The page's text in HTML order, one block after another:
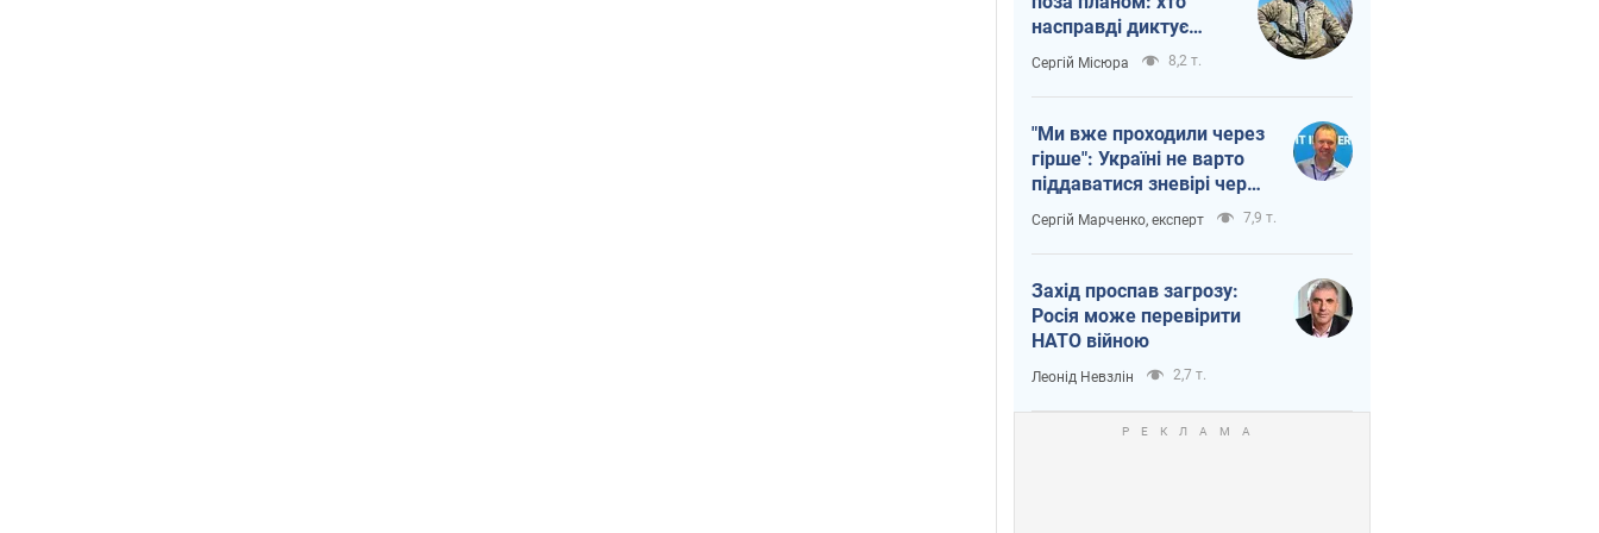
насправді диктує
темп війни
Сергій Місюра 8,2 т.
"Ми вже проходили через
гірше": Україні не варто
піддаватися зневірі через
ракетний терор
Сергій Марченко, експерт 7,9 т.
Захід проспав загрозу:
Росія може перевірити
НАТО війною
Леонід Невзлін 2,7 т.